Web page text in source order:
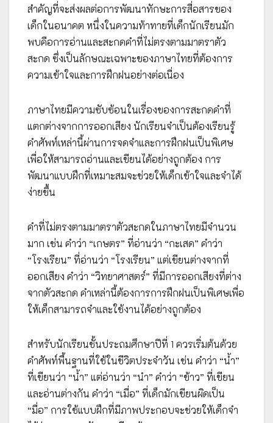
สำคัญที่จะส่งผลต่อการพัฒนาทักษะการสื่อสารของ
เด็กในอนาคต หนึ่งในความท้าทายที่เด็กนักเรียนมัก
พบคือการอ่านและสะกดคำที่ไม่ตรงตามมาตราตัว
สะกด ซึ่งเป็นลักษณะเฉพาะของภาษาไทยที่ต้องการ
ความเข้าใจและการฝึกฝนอย่างต่อเนื่อง
ภาษาไทยมีความซับซ้อนในเรื่องของการสะกดคำที่
แตกต่างจากการออกเสียง นักเรียนจำเป็นต้องเรียนรู้
คำศัพท์เหล่านี้ผ่านการจดจำและการฝึกฝนเป็นพิเศษ
เพื่อให้สามารถอ่านและเขียนได้อย่างถูกต้อง การ
พัฒนาแบบฝึกที่เหมาะสมจะช่วยให้เด็กเข้าใจและจำได้
ง่ายขึ้น
คำที่ไม่ตรงตามมาตราตัวสะกดในภาษาไทยมีจำนวน
มาก เช่น คำว่า “เกษตร” ที่อ่านว่า “กะเสด” คำว่า
“โรงเรียน” ที่อ่านว่า “โรงเรียน” แต่เขียนต่างจากที่
ออกเสียง คำว่า “วิทยาศาสตร์” ที่มีการออกเสียงที่ต่าง
จากตัวสะกด คำเหล่านี้ต้องการการฝึกฝนเป็นพิเศษเพื่อ
ให้เด็กสามารถจำและใช้งานได้อย่างถูกต้อง
สำหรับนักเรียนชั้นประถมศึกษาปีที่ 1 ควรเริ่มต้นด้วย
คำศัพท์พื้นฐานที่ใช้ในชีวิตประจำวัน เช่น คำว่า “น้ำ”
ที่เขียนว่า “น้ำ” แต่อ่านว่า “นำ” คำว่า “ข้าว” ที่เขียน
และอ่านต่างกัน คำว่า “เมื่อ” ที่เด็กมักเขียนผิดเป็น
“มื่อ” การใช้แบบฝึกที่มีภาพประกอบจะช่วยให้เด็กจำ